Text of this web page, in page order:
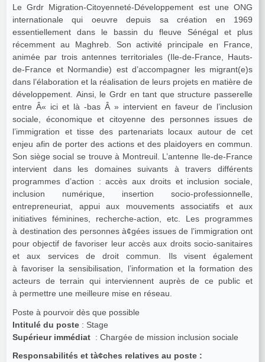
Le Grdr Migration-Citoyenneté-Développement est une ONG
internationale qui oeuvre depuis sa création en 1969
essentiellement dans le bassin du fleuve Sénégal et plus
récemment au Maghreb. Son activité principale en France,
animée par trois antennes territoriales (Ile-de-France, Hauts-
de-France et Normandie) est d’accompagner les migrant(e)s
dans l’élaboration et la réalisation de leurs projets en matière de
développement. Ainsi, le Grdr en tant que structure passerelle
entre Â« ici et là -bas Â » intervient en faveur de l’inclusion
sociale, économique et citoyenne des personnes issues de
l’immigration et tisse des partenariats locaux autour de cet
enjeu afin de porter des actions et des plaidoyers en commun.
Son siège social se trouve à Montreuil. L’antenne Ile-de-France
intervient dans les domaines suivants à travers différents
programmes d’action : accès aux droits et inclusion sociale,
inclusion numérique, insertion socio-professionnelle,
entrepreneuriat, appui aux mouvements associatifs et aux
initiatives féminines, recherche-action, etc. Les programmes
à destination des personnes à¢gées issues de l’immigration ont
pour objectif de favoriser leur accès aux droits socio-sanitaires
et aux services de droit commun. Ils visent également
à favoriser la sensibilisation, l’information et la formation des
acteurs de terrain qui interviennent auprès de ce public et
à permettre une meilleure mise en réseau.
Poste à pourvoir dès que possible
Intitulé du poste : Stage
Supérieur immédiat : Chargée de mission inclusion sociale
Responsabilités et tà¢ches relatives au poste :